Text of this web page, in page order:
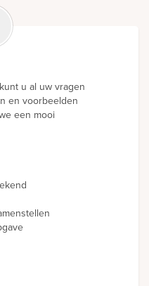
u al uw vragen
en voorbeelden
een mooi